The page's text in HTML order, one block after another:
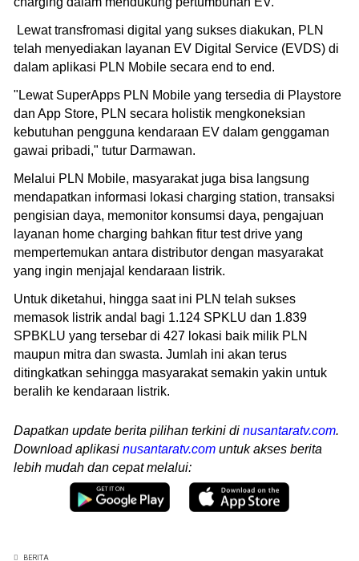
Lewat transfromasi digital yang sukses diakukan, PLN
telah menyediakan layanan EV Digital Service (EVDS) di
dalam aplikasi PLN Mobile secara end to end.
"Lewat SuperApps PLN Mobile yang tersedia di Playstore
dan App Store, PLN secara holistik mengkoneksian
kebutuhan pengguna kendaraan EV dalam genggaman
gawai pribadi," tutur Darmawan.
Melalui PLN Mobile, masyarakat juga bisa langsung
mendapatkan informasi lokasi charging station, transaksi
pengisian daya, memonitor konsumsi daya, pengajuan
layanan home charging bahkan fitur test drive yang
mempertemukan antara distributor dengan masyarakat
yang ingin menjajal kendaraan listrik.
Untuk diketahui, hingga saat ini PLN telah sukses
memasok listrik andal bagi 1.124 SPKLU dan 1.839
SPBKLU yang tersebar di 427 lokasi baik milik PLN
maupun mitra dan swasta. Jumlah ini akan terus
ditingkatkan sehingga masyarakat semakin yakin untuk
beralih ke kendaraan listrik.
Dapatkan update berita pilihan terkini di nusantaratv.com.
Download aplikasi nusantaratv.com untuk akses berita
lebih mudah dan cepat melalui:
BERITA